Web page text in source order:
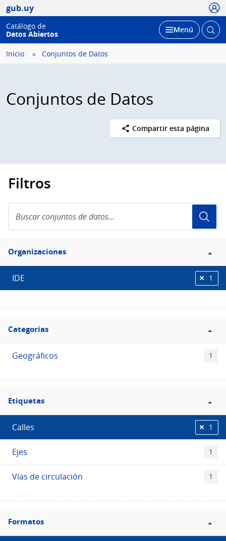
gub.uy
Catálogo de
Datos Abiertos
Desplegar
Menú Abrir
Inicio Conjuntos de Datos
Conjuntos de Datos
Compartir esta página
Filtros
conjuntos
de
Filtro
Organizaciones
Organizaciones
IDE 1
Filtro
Categorias
Categorias
Geográficos 1
Filtro
Etiquetas
Etiquetas
Calles 1
Ejes 1
Vías de circulación 1
Filtro
Formatos
Formatos